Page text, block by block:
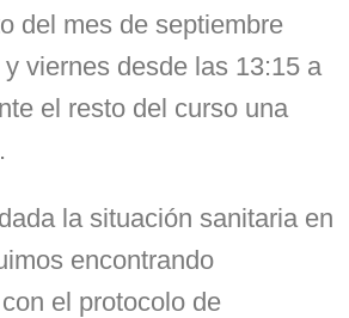
del mes de septiembre
viernes desde las 13:15 a
el resto del curso una
la situación sanitaria en
encontrando
el protocolo de